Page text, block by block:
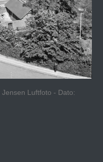
Luftfoto - Dato: